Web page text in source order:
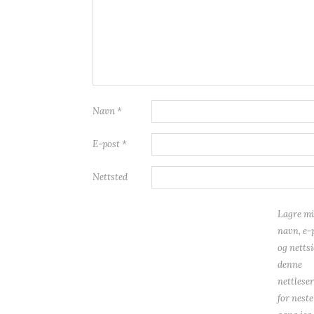
Navn *
E-post *
Nettsted
Lagre
navn, e-
og
denne
for neste